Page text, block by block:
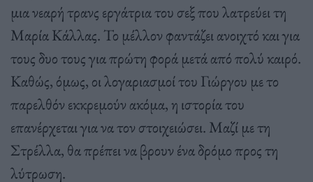
μια νεαρή τρανς εργάτρια του σεξ που λατρεύει τη
Μαρία Κάλλας. Το μέλλον φαντάζει ανοιχτό και για
τους δυο τους για πρώτη φορά μετά από πολύ καιρό.
Καθώς, όμως, οι λογαριασμοί του Γιώργου με το
παρελθόν εκκρεμούν ακόμα, η ιστορία του
επανέρχεται για να τον στοιχειώσει. Μαζί με τη
Στρέλλα, θα πρέπει να βρουν ένα δρόμο προς τη
λύτρωση.